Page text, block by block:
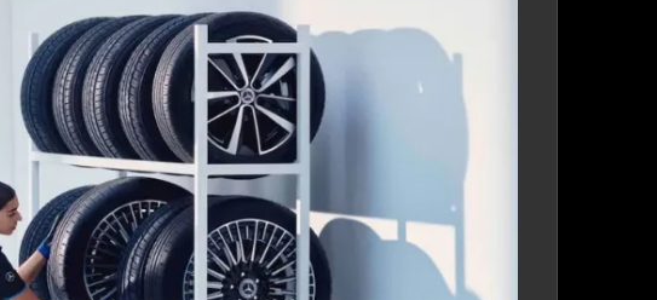
přesně pro Vás
vybratideální model
mezi jednotlivými variantami
vůz
přesně podle vašich požadavků
takéšpičkový servisa následná péče o váš vůz
individuální přístup
a maximálně pohodlný průběh celého procesu –